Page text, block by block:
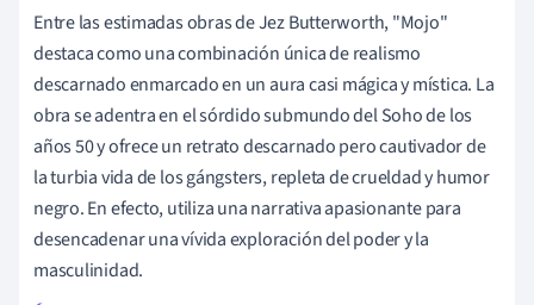
Entre las estimadas obras de Jez Butterworth, "Mojo"
destaca como una combinación única de realismo
descarnado enmarcado en un aura casi mágica y mística. La
obra se adentra en el sórdido submundo del Soho de los
años 50 y ofrece un retrato descarnado pero cautivador de
la turbia vida de los gángsters, repleta de crueldad y humor
negro. En efecto, utiliza una narrativa apasionante para
desencadenar una vívida exploración del poder y la
masculinidad.